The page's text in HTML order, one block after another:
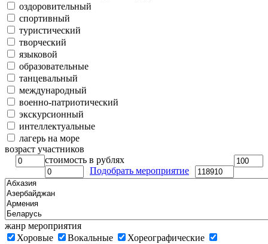
оздоровительный
спортивный
туристический
творческий
языковой
образовательные
танцевальный
международный
военно-патриотический
экскурсионный
интеллектуальные
лагерь на море
возраст участников
стоимость в рублях
Подобрать мероприятие
жанр мероприятия
Хоровые
Вокальные
Хореографические